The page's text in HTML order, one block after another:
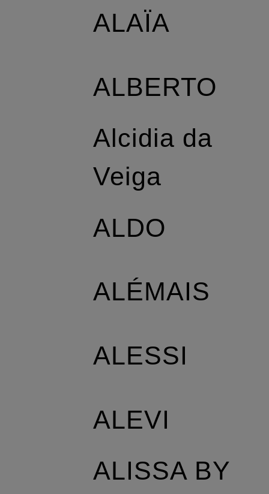
ALAÏA
ALBERTO
Alcidia da
Veiga
ALDO
ALÉMAIS
ALESSI
ALEVI
ALISSA BY